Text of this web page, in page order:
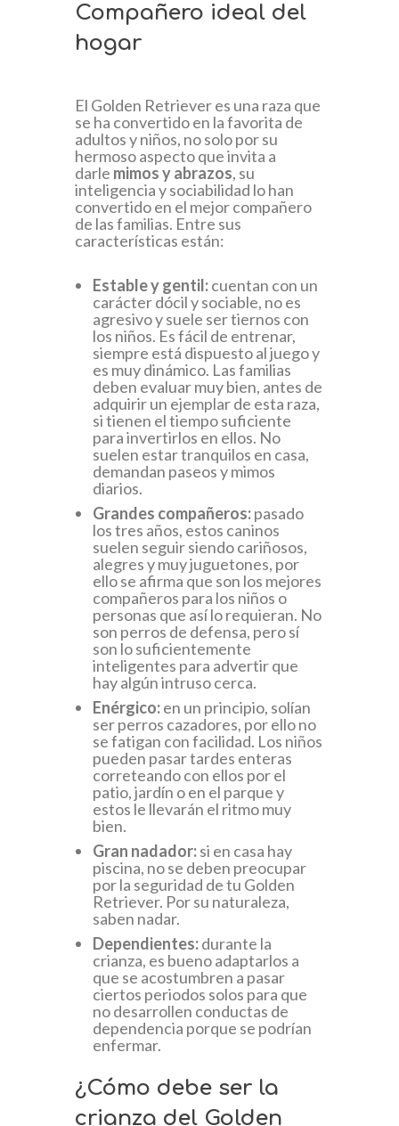
Compañero ideal del
hogar
El Golden Retriever es una raza que
se ha convertido en la favorita de
adultos y niños, no solo por su
hermoso aspecto que invita a
darle mimos y abrazos, su
inteligencia y sociabilidad lo han
convertido en el mejor compañero
de las familias. Entre sus
características están:
Estable y gentil:cuentan con un
carácter dócil y sociable, no es
agresivo y suele ser tiernos con
los niños. Es fácil de entrenar,
siempre está dispuesto al juego y
es muy dinámico. Las familias
deben evaluar muy bien, antes de
adquirir un ejemplar de esta raza,
si tienen el tiempo suficiente
para invertirlos en ellos. No
suelen estar tranquilos en casa,
demandan paseos y mimos
diarios.
Grandes compañeros:pasado
los tres años, estos caninos
suelen seguir siendo cariñosos,
alegres y muy juguetones, por
ello se afirma que son los mejores
compañeros para los niños o
personas que así lo requieran. No
son perros de defensa, pero sí
son lo suficientemente
inteligentes para advertir que
hay algún intruso cerca.
Enérgico:en un principio, solían
ser perros cazadores, por ello no
se fatigan con facilidad. Los niños
pueden pasar tardes enteras
correteando con ellos por el
patio, jardín o en el parque y
estos le llevarán el ritmo muy
bien.
Gran nadador:si en casa hay
piscina, no se deben preocupar
por la seguridad de tu Golden
Retriever. Por su naturaleza,
saben nadar.
Dependientes:durante la
crianza, es bueno adaptarlos a
que se acostumbren a pasar
ciertos periodos solos para que
no desarrollen conductas de
dependencia porque se podrían
enfermar.
¿Cómo debe ser la
crianza del Golden